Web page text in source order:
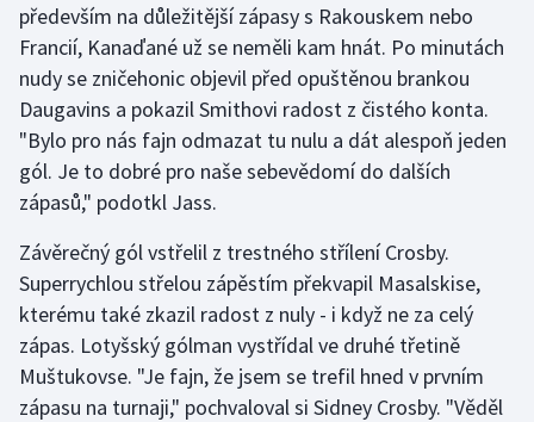
především na důležitější zápasy s Rakouskem nebo
Francií, Kanaďané už se neměli kam hnát. Po minutách
nudy se zničehonic objevil před opuštěnou brankou
Daugavins a pokazil Smithovi radost z čistého konta.
"Bylo pro nás fajn odmazat tu nulu a dát alespoň jeden
gól. Je to dobré pro naše sebevědomí do dalších
zápasů," podotkl Jass.
Závěrečný gól vstřelil z trestného střílení Crosby.
Superrychlou střelou zápěstím překvapil Masalskise,
kterému také zkazil radost z nuly - i když ne za celý
zápas. Lotyšský gólman vystřídal ve druhé třetině
Muštukovse. "Je fajn, že jsem se trefil hned v prvním
zápasu na turnaji," pochvaloval si Sidney Crosby. "Věděl